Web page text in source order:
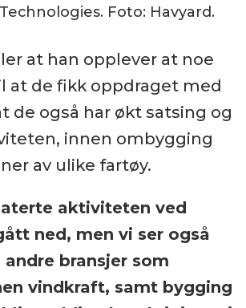
Foto: Havyard.
at han opplever at noe
at de fikk oppdraget med
de også har økt satsing og
innen ombygging
av ulike fartøy.
aktiviteten ved
ned, men vi ser også
bransjer som
vindkraft, samt bygging